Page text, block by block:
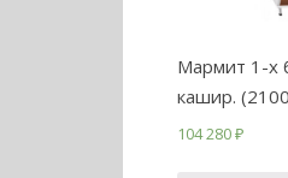
Мармит 1-
кашир.
104 280₽